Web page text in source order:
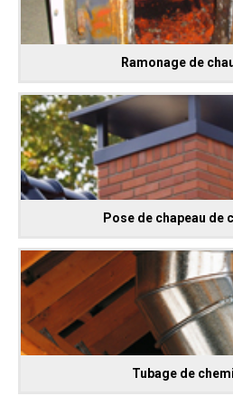
Ramonage de
Pose de chapeau de
Tubage de